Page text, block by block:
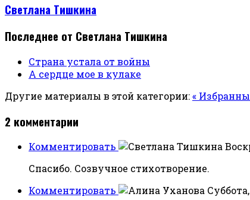
Светлана Тишкина
Последнее от Светлана Тишкина
Страна устала от войны
А сердце мое в кулаке
Другие материалы в этой категории:«
2 комментарии
Комментировать
Спасибо. Созвучное стихотворение.
Комментировать